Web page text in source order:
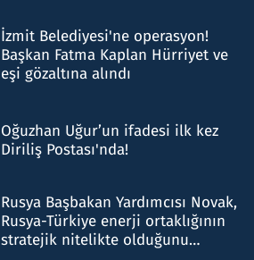
İzmit Belediyesi'ne operasyon!
Başkan Fatma Kaplan Hürriyet ve
eşi gözaltına alındı
Oğuzhan Uğur’un ifadesi ilk kez
Diriliş Postası'nda!
Rusya Başbakan Yardımcısı Novak,
Rusya-Türkiye enerji ortaklığının
stratejik nitelikte olduğunu